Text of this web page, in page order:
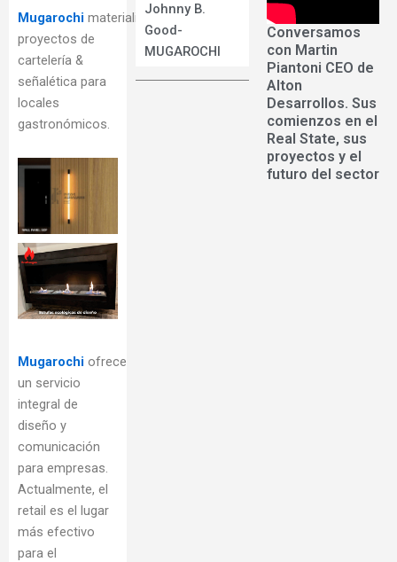
Mugarochi materializa
proyectos de
cartelería &
señalética para
locales
gastronómicos.
Mugarochi ofrece
un servicio
integral de
diseño y
comunicación
para empresas.
Actualmente, el
retail es el lugar
más efectivo
para el
Johnny B.
Good-
MUGAROCHI
Conversamos
con Martin
Piantoni CEO de
Alton
Desarrollos. Sus
comienzos en el
Real State, sus
proyectos y el
futuro del sector